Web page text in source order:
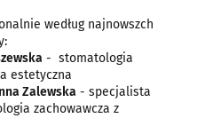
według najnowszch
- stomatologia
estetyczna
Zalewska - specjalista
zachowawcza z